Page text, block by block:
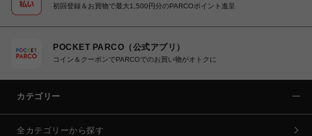
初回登録＆お買物で最大1,500円分のPARCOポイント進呈
POCKET PARCO（公式アプリ）
コイン＆クーポンでPARCOでのお買い物がオトクに
カテゴリー
全カテゴリーから探す